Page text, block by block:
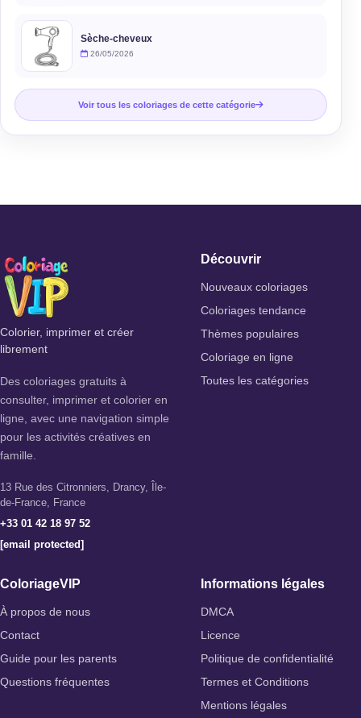
Sèche-cheveux
26/05/2026
Voir tous les coloriages de cette catégorie
Colorier, imprimer et créer
librement
Des coloriages gratuits à
consulter, imprimer et colorier en
ligne, avec une navigation simple
pour les activités créatives en
famille.
13 Rue des Citronniers, Drancy, Île-
de-France, France
+33 01 42 18 97 52
[email protected]
Découvrir
Nouveaux coloriages
Coloriages tendance
Thèmes populaires
Coloriage en ligne
Toutes les catégories
ColoriageVIP
À propos de nous
Contact
Guide pour les parents
Questions fréquentes
Informations légales
DMCA
Licence
Politique de confidentialité
Termes et Conditions
Mentions légales